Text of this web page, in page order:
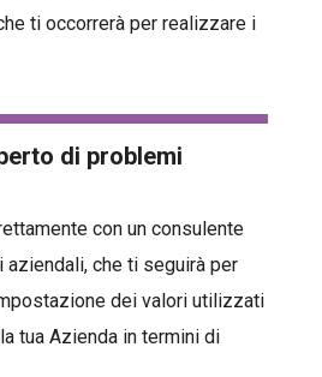
ti occorrerà per realizzare i
di problemi
con un consulente
che ti seguirà per
dei valori utilizzati
tua Azienda in termini di